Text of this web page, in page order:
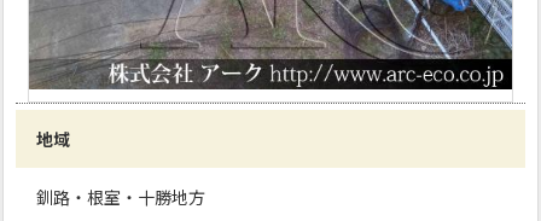
地域
釧路・根室・十勝地方